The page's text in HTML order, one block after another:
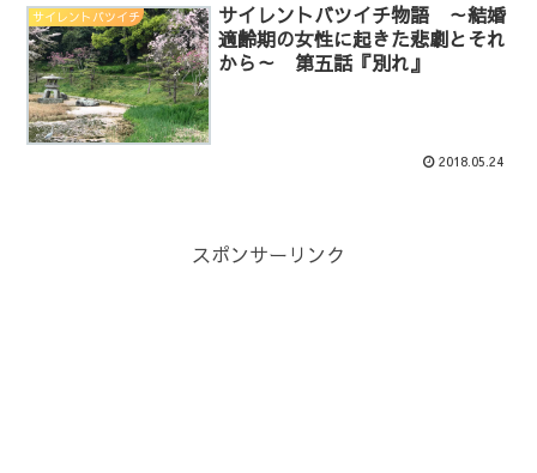
サイレントバツイチ
サイレントバツイチ物語 ～結婚
適齢期の女性に起きた悲劇とそれ
から～ 第五話『別れ』
2018.05.24
スポンサーリンク